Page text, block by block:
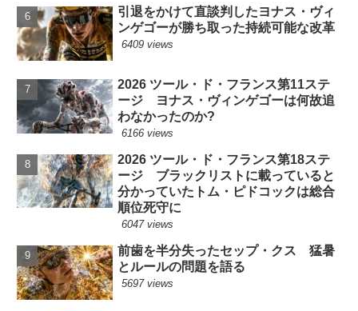
引退をかけて直談判したヨナス・ヴィ
ンゲゴーが勝ち取った持続可能な改革
6409 views
2026 ツール・ド・フランス第11ステ
ージ ヨナス・ヴィンゲゴーは何故追
わなかったのか?
6166 views
2026 ツール・ド・フランス第18ステ
ージ ブラックリストに載っていると
分かっていたトム・ピドコックは総合
順位死守に
6047 views
前歯を半分失ったセップ・クス 猛暑
とルールの問題を語る
5697 views